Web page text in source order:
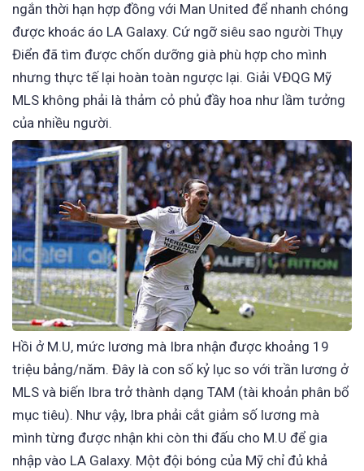
ngắn thời hạn hợp đồng với Man United để nhanh chóng
được khoác áo LA Galaxy. Cứ ngỡ siêu sao người Thụy
Điển đã tìm được chốn dưỡng già phù hợp cho mình
nhưng thực tế lại hoàn toàn ngược lại. Giải VĐQG Mỹ
MLS không phải là thảm cỏ phủ đầy hoa như lầm tưởng
của nhiều người.
Hồi ở M.U, mức lương mà Ibra nhận được khoảng 19
triệu bảng/năm. Đây là con số kỷ lục so với trần lương ở
MLS và biến Ibra trở thành dạng TAM (tài khoản phân bổ
mục tiêu). Như vậy, Ibra phải cắt giảm số lương mà
mình từng được nhận khi còn thi đấu cho M.U để gia
nhập vào LA Galaxy. Một đội bóng của Mỹ chỉ đủ khả